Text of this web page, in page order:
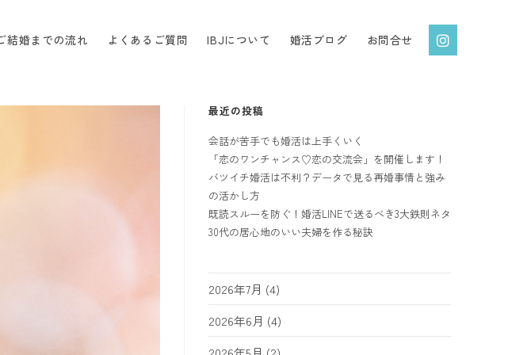
結婚までの流れ よくあるご質問 IBJについて 婚活ブログ お問合せ
最近の投稿
会話が苦手でも婚活は上手くいく
「恋のワンチャンス♡恋の交流会」を開催します！
バツイチ婚活は不利？データで見る再婚事情と強み
の活かし方
既読スルーを防ぐ！婚活LINEで送るべき3大鉄則ネタ
30代の居心地のいい夫婦を作る秘訣
2026年7月 (4)
2026年6月 (4)